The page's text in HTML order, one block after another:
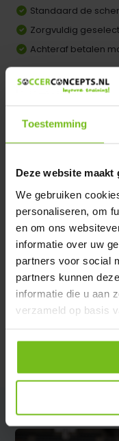
Toestemming
Deze website
We gebruiken
personaliseren, om
en om ons
informatie over uw
partners voor social
partners kunnen
informatie die u aan
verzameld op basis
Standaard de
Zorgvuldig
Achteraf betalen
Comparer
Heeft u een vraag
Description du
Spécifications
Évaluations